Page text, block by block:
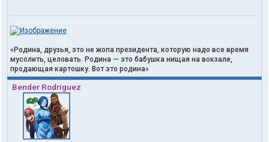
«Родина, друзья, это не жопа президента, которую надо все время
мусолить, целовать. Родина — это бабушка нищая на вокзале,
продающая картошку. Вот это родина»
Bender Rodriguez